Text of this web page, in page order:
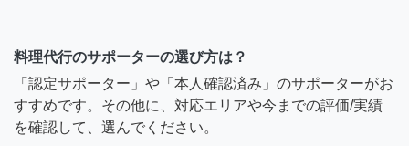
料理代行のサポーターの選び方は？
「認定サポーター」や「本人確認済み」のサポーターがお
すすめです。その他に、対応エリアや今までの評価/実績
を確認して、選んでください。